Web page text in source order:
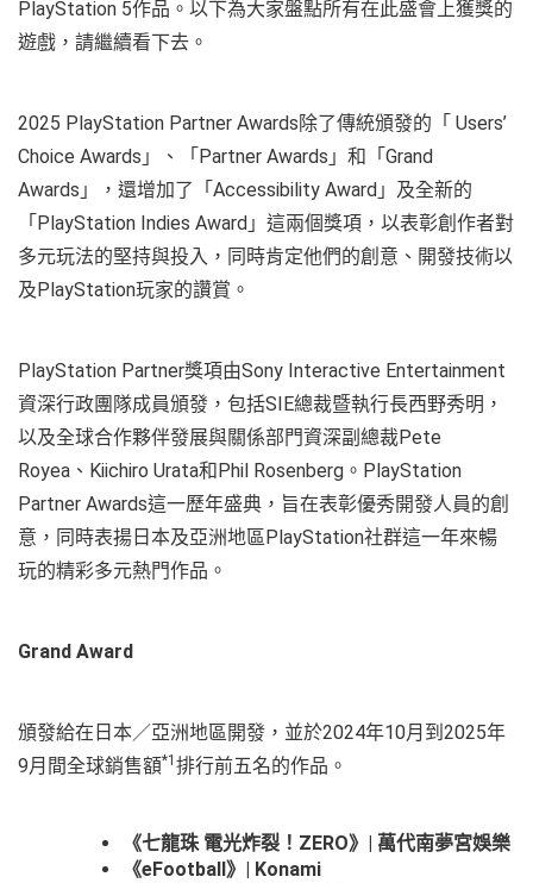
PlayStation 5作品。以下為大家盤點所有在此盛會上獲獎的
遊戲，請繼續看下去。
2025 PlayStation Partner Awards除了傳統頒發的「 Users’
Choice Awards」、「Partner Awards」和「Grand
Awards」，還增加了「Accessibility Award」及全新的
「PlayStation Indies Award」這兩個獎項，以表彰創作者對
多元玩法的堅持與投入，同時肯定他們的創意、開發技術以
及PlayStation玩家的讚賞。
PlayStation Partner獎項由Sony Interactive Entertainment
資深行政團隊成員頒發，包括SIE總裁暨執行長西野秀明，
以及全球合作夥伴發展與關係部門資深副總裁Pete
Royea、Kiichiro Urata和Phil Rosenberg。PlayStation
Partner Awards這一歷年盛典，旨在表彰優秀開發人員的創
意，同時表揚日本及亞洲地區PlayStation社群這一年來暢
玩的精彩多元熱門作品。
Grand Award
頒發給在日本／亞洲地區開發，並於2024年10月到2025年
9月間全球銷售額*1 排行前五名的作品。
《七龍珠 電光炸裂！ZERO》| 萬代南夢宮娛樂
《eFootball》| Konami